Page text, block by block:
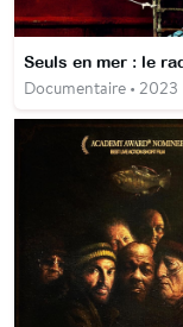
Documentaire • 2023